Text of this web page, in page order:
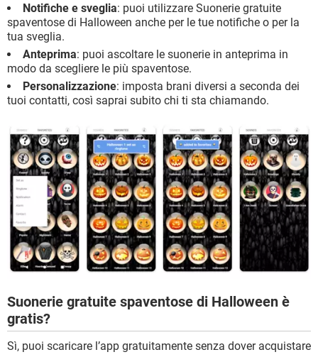
Notifiche e sveglia: puoi utilizzare Suonerie gratuite
spaventose di Halloween anche per le tue notifiche o per la
tua sveglia.
Anteprima: puoi ascoltare le suonerie in anteprima in
modo da scegliere le più spaventose.
Personalizzazione: imposta brani diversi a seconda dei
tuoi contatti, così saprai subito chi ti sta chiamando.
Suonerie gratuite spaventose di Halloween è
gratis?
Sì, puoi scaricare l’app gratuitamente senza dover acquistare